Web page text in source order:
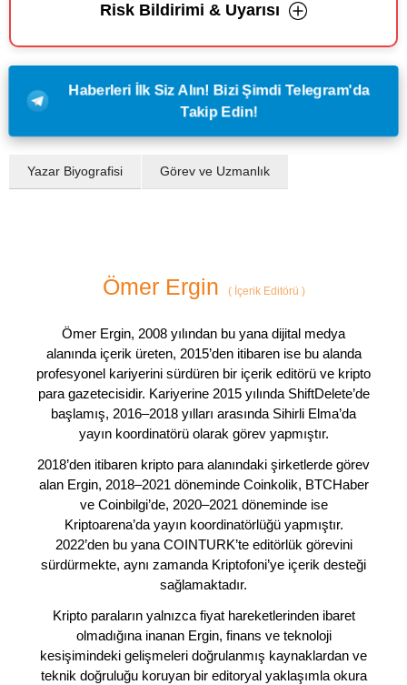
Risk Bildirimi & Uyarısı
Haberleri İlk Siz Alın! Bizi Şimdi Telegram'da
Takip Edin!
Yazar Biyografisi Görev ve Uzmanlık
Ömer Ergin (İçerik Editörü )
Ömer Ergin, 2008 yılından bu yana dijital medya
alanında içerik üreten, 2015’den itibaren ise bu alanda
profesyonel kariyerini sürdüren bir içerik editörü ve kripto
para gazetecisidir. Kariyerine 2015 yılında ShiftDelete’de
başlamış, 2016–2018 yılları arasında Sihirli Elma’da
yayın koordinatörü olarak görev yapmıştır.
2018’den itibaren kripto para alanındaki şirketlerde görev
alan Ergin, 2018–2021 döneminde Coinkolik, BTCHaber
ve Coinbilgi’de, 2020–2021 döneminde ise
Kriptoarena’da yayın koordinatörlüğü yapmıştır.
2022’den bu yana COINTURK’te editörlük görevini
sürdürmekte, aynı zamanda Kriptofoni’ye içerik desteği
sağlamaktadır.
Kripto paraların yalnızca fiyat hareketlerinden ibaret
olmadığına inanan Ergin, finans ve teknoloji
kesişimindeki gelişmeleri doğrulanmış kaynaklardan ve
teknik doğruluğu koruyan bir editoryal yaklaşımla okura